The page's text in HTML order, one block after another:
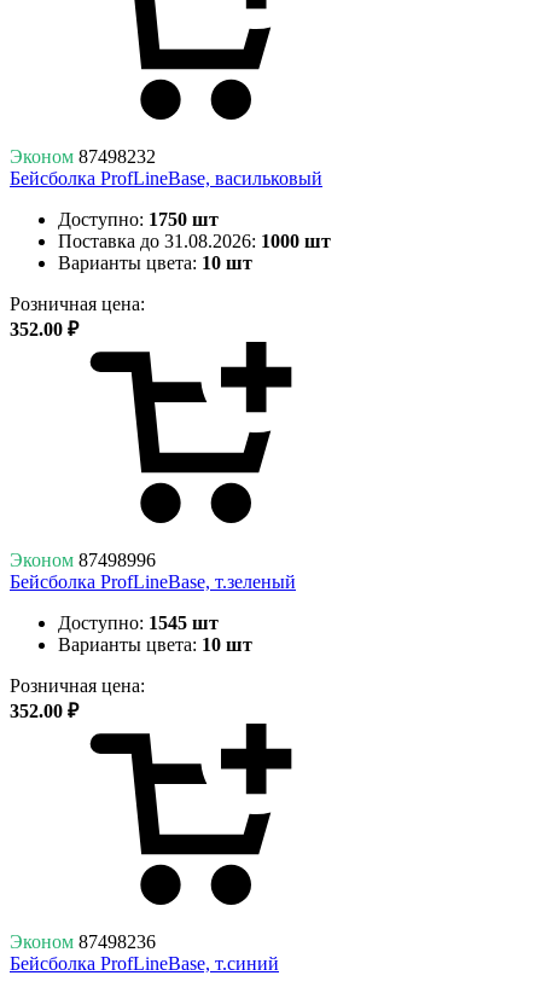
Эконом 87498232
Бейсболка ProfLineBase, васильковый
Доступно: 1750 шт
Поставка до 31.08.2026: 1000 шт
Варианты цвета: 10 шт
Розничная цена:
352.00 ₽
Эконом 87498996
Бейсболка ProfLineBase, т.зеленый
Доступно: 1545 шт
Варианты цвета: 10 шт
Розничная цена:
352.00 ₽
Эконом 87498236
Бейсболка ProfLineBase, т.синий